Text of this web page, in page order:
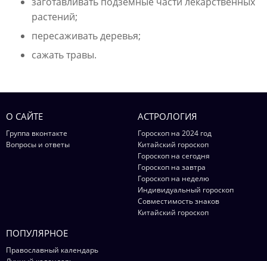
растений;
пересаживать деревья;
сажать травы.
О САЙТЕ
Группа вконтакте
Вопросы и ответы
АСТРОЛОГИЯ
Гороскоп на 2024 год
Китайский гороскоп
Гороскоп на сегодня
Гороскоп на завтра
Гороскоп на неделю
Индивидуальный гороскоп
Совместимость знаков
Китайский гороскоп
ПОПУЛЯРНОЕ
Православный календарь